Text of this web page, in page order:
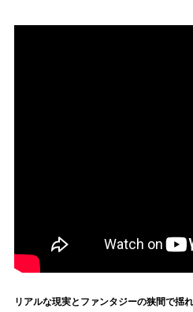
リアルな現実とファンタジーの狭間で揺